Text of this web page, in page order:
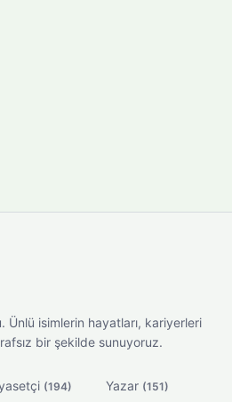
isimlerin hayatları, kariyerleri
bir şekilde sunuyoruz.
(194) Yazar (151)